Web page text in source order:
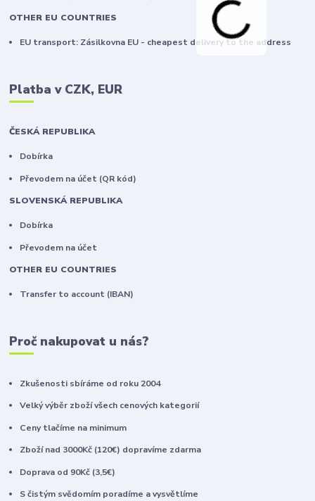
OTHER EU COUNTRIES
EU transport: Zásilkovna EU - cheapest delivery to the address
Platba v CZK, EUR
ČESKÁ REPUBLIKA
Dobírka
Převodem na účet (QR kód)
SLOVENSKÁ REPUBLIKA
Dobírka
Převodem na účet
OTHER EU COUNTRIES
Transfer to account (IBAN)
Proč nakupovat u nás?
Zkušenosti sbíráme od roku 2004
Velký výběr zboží všech cenových kategorií
Ceny tlačíme na minimum
Zboží nad 3000Kč (120€) dopravíme zdarma
Doprava od 90Kč (3,5€)
S čistým svědomím poradíme a vysvětlíme